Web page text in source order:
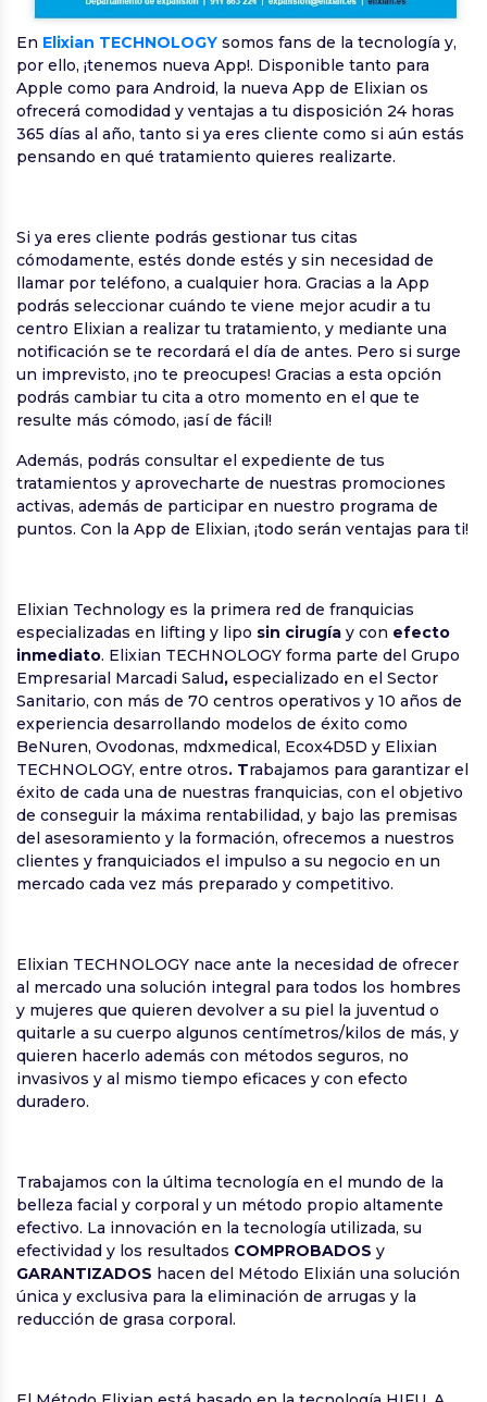
En Elixian TECHNOLOGY somos fans de la tecnología y,
por ello, ¡tenemos nueva App!. Disponible tanto para
Apple como para Android, la nueva App de Elixian os
ofrecerá comodidad y ventajas a tu disposición 24 horas
365 días al año, tanto si ya eres cliente como si aún estás
pensando en qué tratamiento quieres realizarte.
Si ya eres cliente podrás gestionar tus citas
cómodamente, estés donde estés y sin necesidad de
llamar por teléfono, a cualquier hora. Gracias a la App
podrás seleccionar cuándo te viene mejor acudir a tu
centro Elixian a realizar tu tratamiento, y mediante una
notificación se te recordará el día de antes. Pero si surge
un imprevisto, ¡no te preocupes! Gracias a esta opción
podrás cambiar tu cita a otro momento en el que te
resulte más cómodo, ¡así de fácil!
Además, podrás consultar el expediente de tus
tratamientos y aprovecharte de nuestras promociones
activas, además de participar en nuestro programa de
puntos. Con la App de Elixian, ¡todo serán ventajas para ti!
Elixian Technology es la primera red de franquicias
especializadas en lifting y lipo sin cirugía y con efecto
inmediato. Elixian TECHNOLOGY forma parte del Grupo
Empresarial Marcadi Salud, especializado en el Sector
Sanitario, con más de 70 centros operativos y 10 años de
experiencia desarrollando modelos de éxito como
BeNuren, Ovodonas, mdxmedical, Ecox4D5D y Elixian
TECHNOLOGY, entre otros. Trabajamos para garantizar el
éxito de cada una de nuestras franquicias, con el objetivo
de conseguir la máxima rentabilidad, y bajo las premisas
del asesoramiento y la formación, ofrecemos a nuestros
clientes y franquiciados el impulso a su negocio en un
mercado cada vez más preparado y competitivo.
Elixian TECHNOLOGY nace ante la necesidad de ofrecer
al mercado una solución integral para todos los hombres
y mujeres que quieren devolver a su piel la juventud o
quitarle a su cuerpo algunos centímetros/kilos de más, y
quieren hacerlo además con métodos seguros, no
invasivos y al mismo tiempo eficaces y con efecto
duradero.
Trabajamos con la última tecnología en el mundo de la
belleza facial y corporal y un método propio altamente
efectivo. La innovación en la tecnología utilizada, su
efectividad y los resultados COMPROBADOS y
GARANTIZADOS hacen del Método Elixián una solución
única y exclusiva para la eliminación de arrugas y la
reducción de grasa corporal.